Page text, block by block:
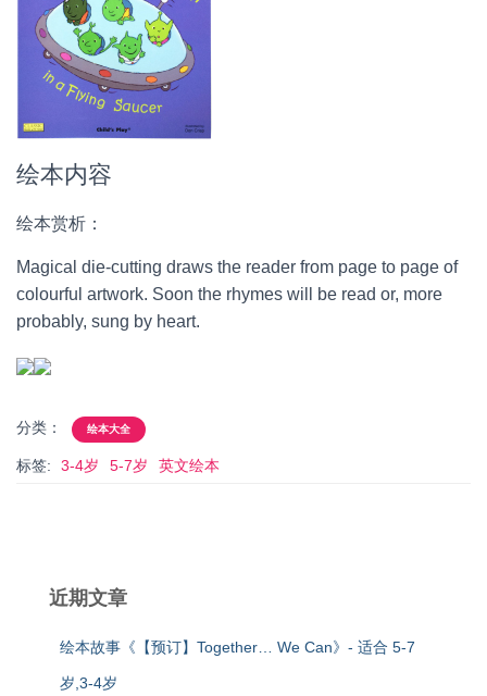
绘本内容
绘本赏析：
Magical die-cutting draws the reader from page to page of
colourful artwork. Soon the rhymes will be read or, more
probably, sung by heart.
分类： 绘本大全
标签: 3-4岁 5-7岁 英文绘本
近期文章
绘本故事《【预订】Together… We Can》- 适合 5-7
岁,3-4岁